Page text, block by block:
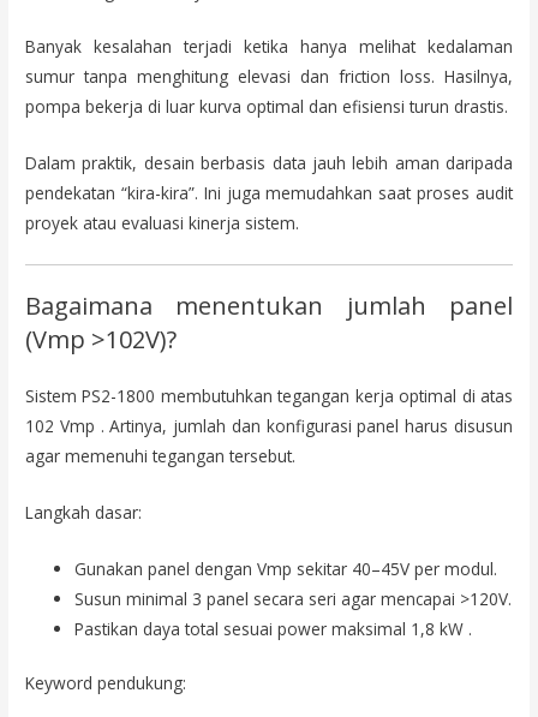
Banyak kesalahan terjadi ketika hanya melihat kedalaman
sumur tanpa menghitung elevasi dan friction loss. Hasilnya,
pompa bekerja di luar kurva optimal dan efisiensi turun drastis.
Dalam praktik, desain berbasis data jauh lebih aman daripada
pendekatan “kira-kira”. Ini juga memudahkan saat proses audit
proyek atau evaluasi kinerja sistem.
Bagaimana menentukan jumlah panel
(Vmp >102V)?
Sistem PS2-1800 membutuhkan tegangan kerja optimal di atas
102 Vmp . Artinya, jumlah dan konfigurasi panel harus disusun
agar memenuhi tegangan tersebut.
Langkah dasar:
Gunakan panel dengan Vmp sekitar 40–45V per modul.
Susun minimal 3 panel secara seri agar mencapai >120V.
Pastikan daya total sesuai power maksimal 1,8 kW .
Keyword pendukung: